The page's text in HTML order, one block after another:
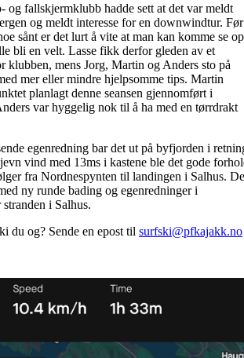
og fallskjermklubb hadde sett at det var meldt
og meldt interesse for en downwindtur. Før
sånt er det lurt å vite at man kan komme se
bli en velt. Lasse fikk derfor gleden av et
klubben, mens Jorg, Martin og Anders sto på
mer eller mindre hjelpsomme tips. Martin
planlagt denne seansen gjennomført i
var hyggelig nok til å ha med en tørrdrakt
egenredning bar det ut på byfjorden i
vind med 13ms i kastene ble det gode
fra Nordnespynten til landingen i Salhus.
ny runde bading og egenredninger i
i Salhus.
du og? Sende en epost til surfski@pfkajakk.no